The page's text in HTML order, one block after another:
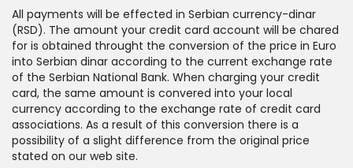
All payments will be effected in Serbian currency-dinar
(RSD). The amount your credit card account will be chared
for is obtained throught the conversion of the price in Euro
into Serbian dinar according to the current exchange rate
of the Serbian National Bank. When charging your credit
card, the same amount is convered into your local
currency according to the exchange rate of credit card
associations. As a result of this conversion there is a
possibility of a slight difference from the original price
stated on our web site.